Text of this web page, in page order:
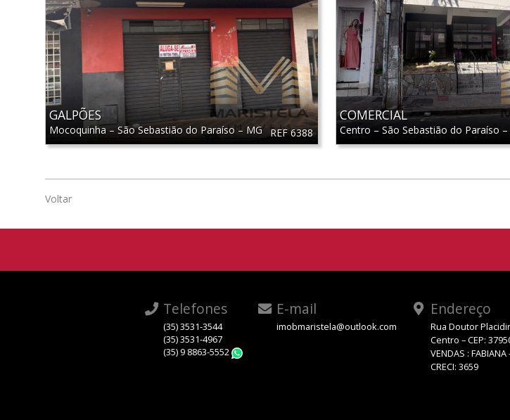
REF 6388
GALPÕES
Mocoquinha – São Sebastião do Paraíso– MG
COMERCIAL
Centro –São Sebastião do Paraíso –
Voltar
Telefones
(35) 3531-3544
(35) 3531-4967
(35) 9 8863-5552
E-mail
imobmaristela@outlook.com
Endereço
Rua Doutor
Centro – CEP:
VENDAS :
CRECI: 3659